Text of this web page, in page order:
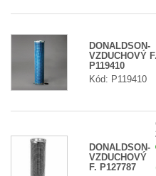
DONALDSON-
VZDUCHOVÝ F.
P119410
Kód: P119410
DONALDSON-
VZDUCHOVÝ
F. P127787